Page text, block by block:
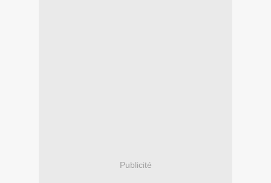
Publicité